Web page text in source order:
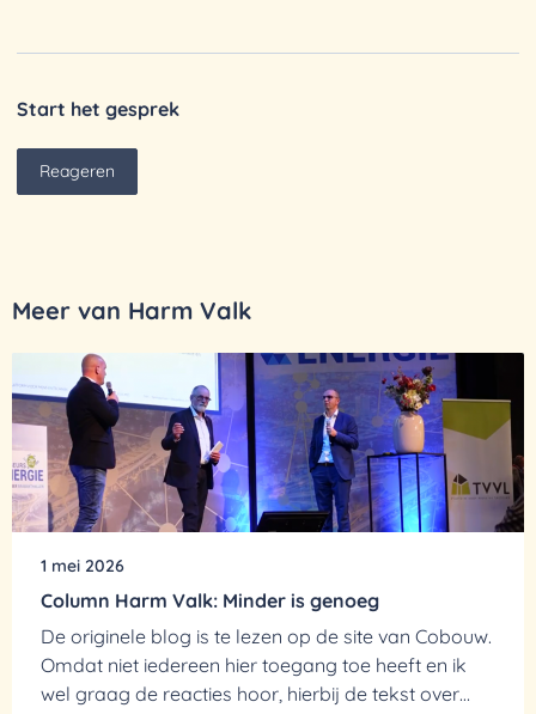
Start het gesprek
Reageren
Meer van Harm Valk
1 mei 2026
Column Harm Valk: Minder is genoeg
De originele blog is te lezen op de site van Cobouw.
Omdat niet iedereen hier toegang toe heeft en ik
wel graag de reacties hoor, hierbij de tekst over